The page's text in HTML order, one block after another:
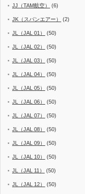
JJ（TAM航空） (6)
JK（スパンエアー） (2)
JL（JAL 01） (50)
JL（JAL 02） (50)
JL（JAL 03） (50)
JL（JAL 04） (50)
JL（JAL 05） (50)
JL（JAL 06） (50)
JL（JAL 07） (50)
JL（JAL 08） (50)
JL（JAL 09） (50)
JL（JAL 10） (50)
JL（JAL 11） (50)
JL（JAL 12） (50)